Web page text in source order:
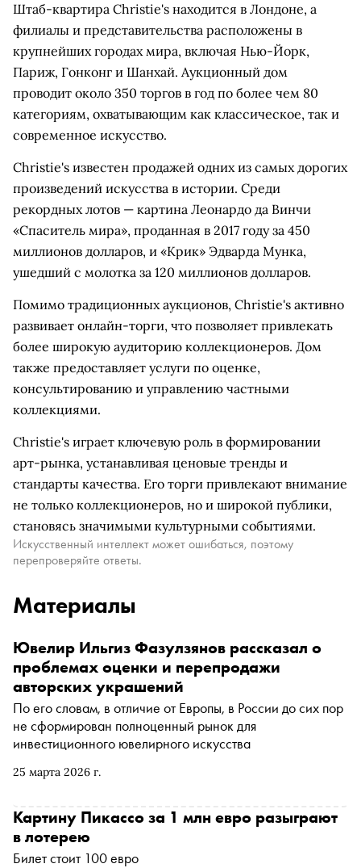
Штаб-квартира Christie's находится в Лондоне, а
филиалы и представительства расположены в
крупнейших городах мира, включая Нью-Йорк,
Париж, Гонконг и Шанхай. Аукционный дом
проводит около 350 торгов в год по более чем 80
категориям, охватывающим как классическое, так и
современное искусство.
Christie's известен продажей одних из самых дорогих
произведений искусства в истории. Среди
рекордных лотов — картина Леонардо да Винчи
«Спаситель мира», проданная в 2017 году за 450
миллионов долларов, и «Крик» Эдварда Мунка,
ушедший с молотка за 120 миллионов долларов.
Помимо традиционных аукционов, Christie's активно
развивает онлайн-торги, что позволяет привлекать
более широкую аудиторию коллекционеров. Дом
также предоставляет услуги по оценке,
консультированию и управлению частными
коллекциями.
Christie's играет ключевую роль в формировании
арт-рынка, устанавливая ценовые тренды и
стандарты качества. Его торги привлекают внимание
не только коллекционеров, но и широкой публики,
становясь значимыми культурными событиями.
Искусственный интеллект может ошибаться, поэтому
перепроверяйте ответы.
Материалы
25 марта 2026 г.
Ювелир Ильгиз Фазулзянов рассказал о
проблемах оценки и перепродажи
авторских украшений
По его словам, в отличие от Европы, в России до сих пор
не сформирован полноценный рынок для
инвестиционного ювелирного искусства
Картину Пикассо за 1 млн евро разыграют
в лотерею
Билет стоит 100 евро